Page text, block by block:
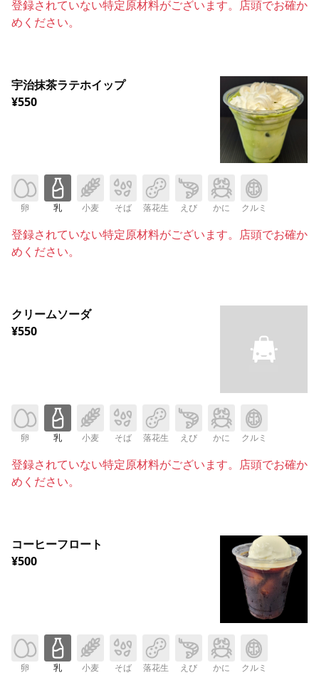
登録されていない特定原材料がございます。店頭でお確か
めください。
宇治抹茶ラテホイップ
¥550
卵 乳 小麦 そば 落花生 えび かに クルミ
登録されていない特定原材料がございます。店頭でお確か
めください。
クリームソーダ
¥550
卵 乳 小麦 そば 落花生 えび かに クルミ
登録されていない特定原材料がございます。店頭でお確か
めください。
コーヒーフロート
¥500
卵 乳 小麦 そば 落花生 えび かに クルミ